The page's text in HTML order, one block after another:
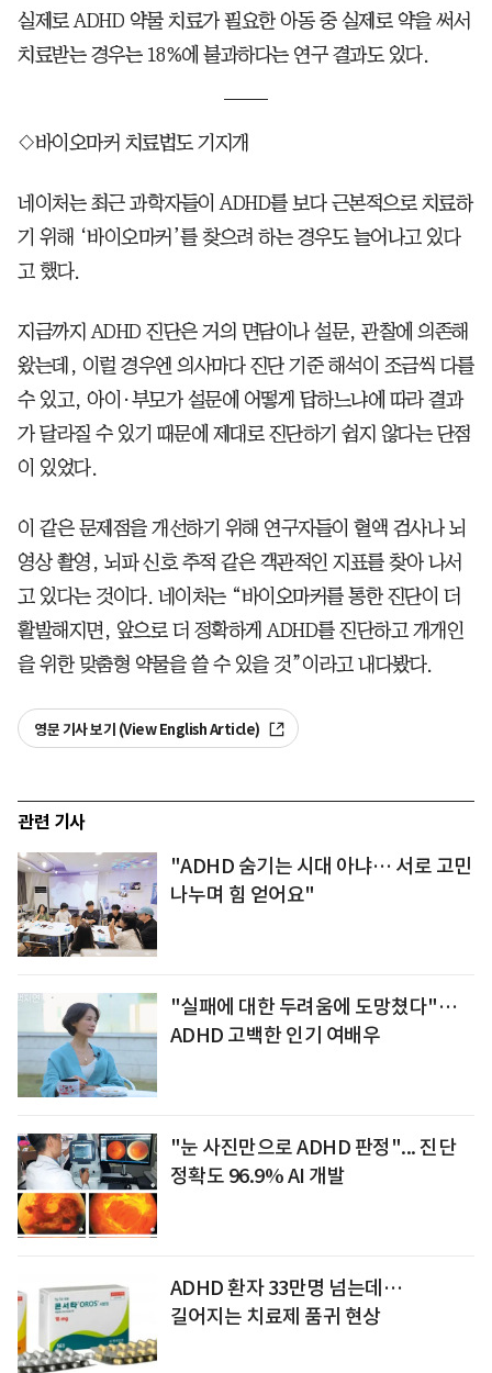
실제로 ADHD 약물 치료가 필요한 아동 중 실제로 약을 써서
치료받는 경우는 18%에 불과하다는 연구 결과도 있다.
◇바이오마커 치료법도 기지개
네이처는 최근 과학자들이 ADHD를 보다 근본적으로 치료하
기 위해 ‘바이오마커’를 찾으려 하는 경우도 늘어나고 있다
고 했다.
지금까지 ADHD 진단은 거의 면담이나 설문, 관찰에 의존해
왔는데, 이럴 경우엔 의사마다 진단 기준 해석이 조금씩 다를
수 있고, 아이·부모가 설문에 어떻게 답하느냐에 따라 결과
가 달라질 수 있기 때문에 제대로 진단하기 쉽지 않다는 단점
이 있었다.
이 같은 문제점을 개선하기 위해 연구자들이 혈액 검사나 뇌
영상 촬영, 뇌파 신호 추적 같은 객관적인 지표를 찾아 나서
고 있다는 것이다. 네이처는 “바이오마커를 통한 진단이 더
활발해지면, 앞으로 더 정확하게 ADHD를 진단하고 개개인
을 위한 맞춤형 약물을 쓸 수 있을 것”이라고 내다봤다.
영문 기사 보기 (View English Article)
관련 기사
"ADHD 숨기는 시대 아냐… 서로 고민
나누며 힘 얻어요"
"실패에 대한 두려움에 도망쳤다"…
ADHD 고백한 인기 여배우
"눈 사진만으로 ADHD 판정"... 진단
정확도 96.9% AI 개발
ADHD 환자 33만명 넘는데…
길어지는 치료제 품귀 현상